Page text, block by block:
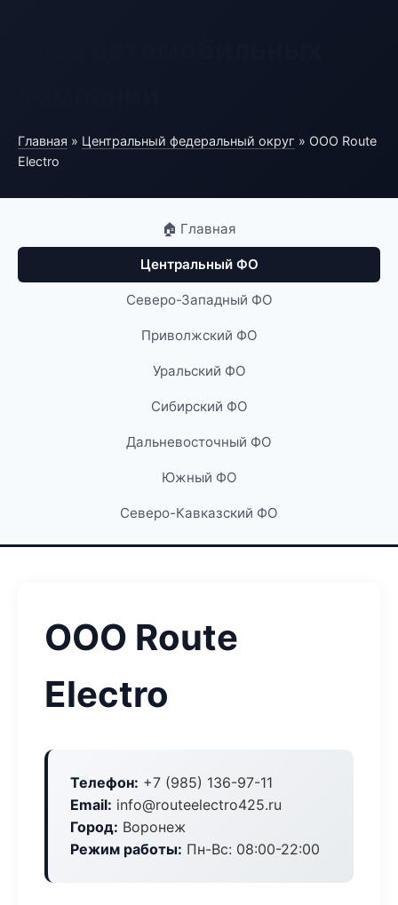
Главная » Центральный федеральный округ » ООО Route
Electro
🏠 Главная
Центральный ФО
Северо-Западный ФО
Приволжский ФО
Уральский ФО
Сибирский ФО
Дальневосточный ФО
Южный ФО
Северо-Кавказский ФО
ООО Route
Electro
Телефон: +7 (985) 136-97-11
Email: info@routeelectro425.ru
Город: Воронеж
Режим работы: Пн-Вс: 08:00-22:00